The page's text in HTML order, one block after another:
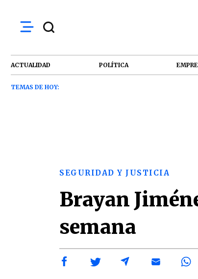
ACTUALIDAD POLÍTICA
TEMAS DE HOY:
SEGURIDAD Y JUSTICIA
Brayan
semana